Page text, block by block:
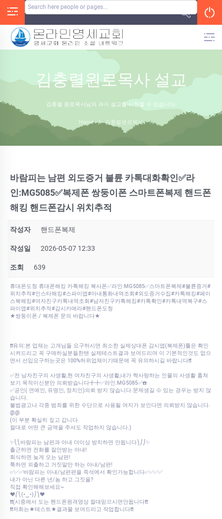
김충렬원로목사 설교
김충렬 원로목사님의 과거 설교를 시청할 수 있습니다.
Home / 김충렬원로목사
바람피는 남편 외도증거 불륜 카톡대화확인✅라
인:MG5085✅복제폰 쌍둥이폰 스마트폰복제 핸드폰
해킹 핸드폰감시 위치추적
작성자 핸드폰복제
작성일 2026-05-07 12:33
조회 639
휴대폰도청 휴대폰해킹 카톡해킹 복사폰✅라인:MG5085✅스마트폰복제#불륜증거#
위치추적#인스타해킹#스파이앱#아내통화내역조회#외도증거수집#카톡해킹#페이
스북해킹#여자친구카톡내역조회#남자친구카톡해킹#카톡확인#카톡내역복구#스
파이앱#위치추적#감시카메라#핸드폰도청
★쌍둥이폰 / 복제폰 문의 바랍니다★
❗❗유의:본 업체는 고개님들 요구하시면 최소한 실제상대폰 감시앱(복제폰)툴은 확인
시켜드리고 꼭 구매하실분들한텐 실제테스트결과 보여드리며 이 기본적인것도 없으
면서 선입요구하는곳은 100%허위업체이기때문에 꼭 유의하시길 바랍니다❗❗
✅전 남자친구의 사생활,현 여자친구의 사생활,내가 짝사랑하는 인물의 사생활 훔쳐
보기 목적이신분만 의뢰받습니다╋╋✅라인:MG5085✅☎️
✅공인( 연예인, 유명인, 정치인)의뢰 받지 않습니다.문제생길 수 있는 경우는 받지 않
습니다.
불법광고나 각종 범죄를 위한 수단으로 사용될 여지가 보인다면 의뢰받지 않습니다.
@@
(이 부분 확실히 짚고 갑니다.
절대로 어떤 큰 금액을 주셔도 작업하지 않습니다.)
✨⎝⎝바람피는 남편과 아내 더이상 방치하면 안됩니다⎞⎠⎠✨
출근하면 전화를 잘안받는 아내!
회식하면 늦게 오는 남편!
툭하면 외출하고 거짓말만 하는 아내/남편!
✅✅✅바람피는 아내/남편편을 즉석에서 확인가능합니다✅✅✅✅
내가 아닌 다른 년/놈 하고 그짓을?
직접 확인해해보세요~
♥⎛⎝(•‿•)⎠⎞♥
❗❗(시중에서 도는 핸드폰원격영상 절대믿으시면안됩니다❗❗
❗❗저희는★테스트★결과물 보여드리고 작업합니다❗❗